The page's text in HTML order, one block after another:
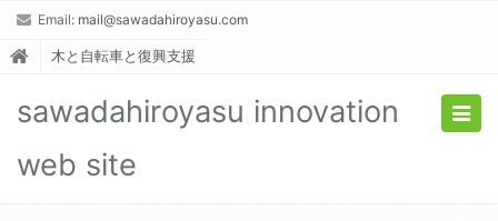
Email: mail@sawadahiroyasu.com
木と自転車と復興支援
sawadahiroyasu innovation
web site